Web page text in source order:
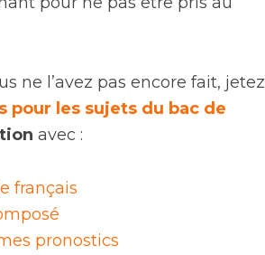
ne l’avez pas encore fait, jetez
pour les sujets du bac de
avec :
français
pronostics